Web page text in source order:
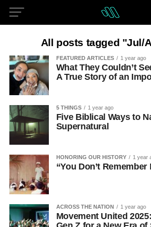
All posts tagged "Jul/
FEATURED ARTICLES 1 year ago
What They Couldn’t
A True Story of an
5 THINGS 1 year ago
Five Biblical Ways to
Supernatural
HONORING OUR HISTORY 1 year
“You Don’t Remember
ACROSS THE NATION 1 year ago
Movement United